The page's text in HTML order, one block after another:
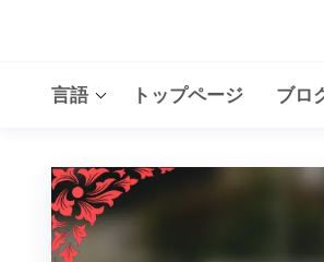
content言語 トップページ ブロ